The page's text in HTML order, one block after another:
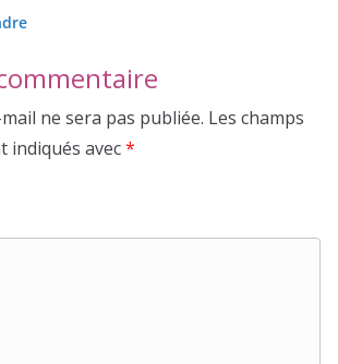
ne sera pas publiée. Les champs
indiqués avec*